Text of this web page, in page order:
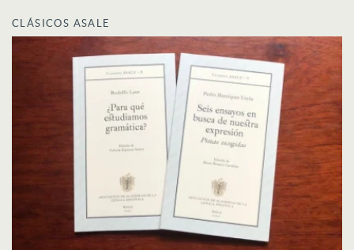
CLÁSICOS ASALE